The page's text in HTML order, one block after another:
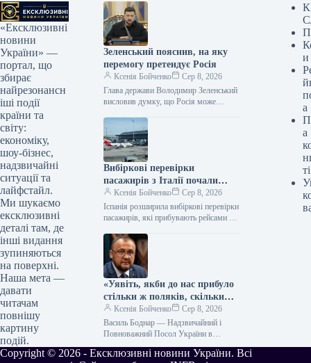
«Ексклюзивні
новини
України» —
портал, що
збирає
найрезонансн
іші події
країни та
світу:
економіку,
шоу-бізнес,
надзвичайні
ситуації та
лайфстайл.
Ми шукаємо
ексклюзивні
деталі там, де
інші видання
зупиняються
на поверхні.
Наша мета —
давати
читачам
повнішу
картину
подій.
Зеленський пояснив, на яку
перемогу претендує Росія
Ксенія Бойченко
Сер 8, 2026
Глава держави Володимир Зеленський
висловив думку, що Росія може
Україну, а також припустив, що
Володимир…
Вибіркові перевірки
пасажирів з Італії почали
здійснювати в семи
аеропортах Іспанії.
Ксенія Бойченко
Сер 8, 2026
Іспанія розширила вибіркові перевірки
пасажирів, які прибувають рейсами з
контроль діятиме до 7 вересня,
однак…
«Уявіть, якби до нас прибуло
стільки ж поляків, скільки
українців до Польщі» —
бесіда з послом України
Василем Боднаром
Ксенія Бойченко
Сер 8, 2026
Василь Боднар — Надзвичайний і
Повноважний Посол України в
Республіці Польща від 2024 року. До
цього виконував обов’язки посла
и
а
а
ті
Copyright © 2026 - Ексклюзивні новини України. Всі